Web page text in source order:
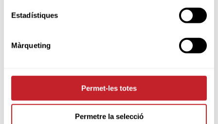
Estadístiques
Màrqueting
Permet-les totes
Permetre la selecció